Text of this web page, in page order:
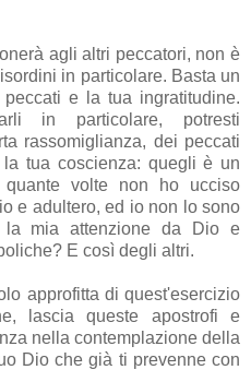
agli altri peccatori, non è
in particolare. Basta un
e la tua ingratitudine.
in particolare, potresti
rassomiglianza, dei peccati
tua coscienza: quegli è un
volte non ho ucciso
e adultero, ed io non lo sono
la mia attenzione da Dio e
E così degli altri.
approfitta di quest'esercizio
lascia queste apostrofi e
nella contemplazione della
Dio che già ti prevenne con